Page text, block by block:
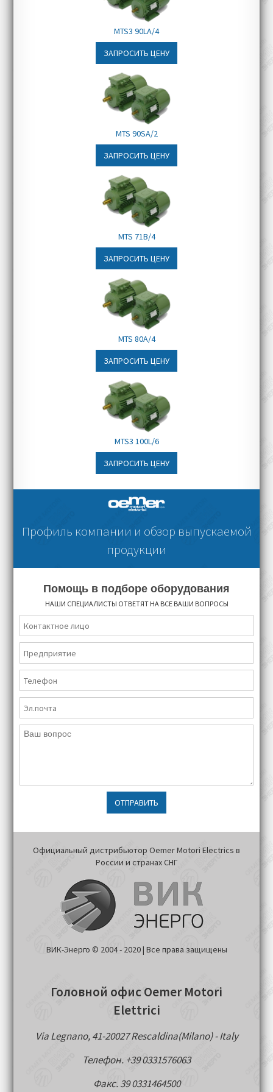
транспортировочные линии
Складское оборудование
Мостовые и портовые краны
MTS3 90LA/4
ЗАПРОСИТЬ ЦЕНУ
MTS 90SA/2
ЗАПРОСИТЬ ЦЕНУ
MTS 71B/4
ЗАПРОСИТЬ ЦЕНУ
MTS 80A/4
ЗАПРОСИТЬ ЦЕНУ
MTS3 100L/6
ЗАПРОСИТЬ ЦЕНУ
Профиль компании и обзор выпускаемой
продукции
Помощь в подборе оборудования
НАШИ СПЕЦИАЛИСТЫ ОТВЕТЯТ НА ВСЕ ВАШИ ВОПРОСЫ
ОТПРАВИТЬ
Официальный дистрибьютор Oemer Motori Electrics в
России и странах СНГ
ВИК-Энерго © 2004 - 2020 | Все права защищены
Головной офис Oemer Motori
Elettrici
Via Legnano, 41-20027 Rescaldina(Milano) - Italy
Телефон. +39 0331576063
Факс. 39 0331464500